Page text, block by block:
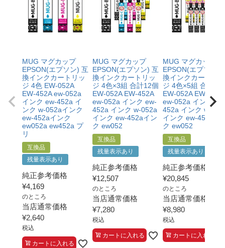
る前に当店へご連絡をいただくこと
・返品理由が「不要になったから」「注文を間違えた」
等お客様都合ではないこと
・プリンター本体が保証期間内であることを証明できる
書類（保証書や領収書など）をご提示いただくこと。
・当店の商品が原因でプリンターが故障したことがわか
ものではないこと。
・メーカーの出張修理を依頼されてないこと。
MUG マグカップ
EPSON(エプソン) 互
換インクカートリッ
ジ 4色 EW-052A
EW-452A ew-052a
インク ew-452a イ
ンク w-052aインク
ew-452aインク
ew052a ew452a プ
リ
互換品
残量表示あり
純正参考価格
¥4,169
のところ
当店通常価格
¥2,640
税込
カートに入れる
MUG マグカップ
EPSON(エプソン) 互
換インクカートリッ
ジ 4色×3組 合計12個
EW-052A EW-452A
ew-052a インク ew-
452a インク w-052a
インク ew-452aイン
ク ew052
互換品
残量表示あり
純正参考価格
¥12,507
のところ
当店通常価格
¥7,280
税込
カートに入れる
MUG マグカップ
EPSON(エプソン)
換インクカートリ
ジ 4色×5組 合計20
EW-052A EW-452A
ew-052a インク
452a インク w-
インク ew-452aイ
ク ew052
互換品
残量表示あり
純正参考価格
¥20,845
のところ
当店通常価格
¥8,980
税込
カートに入れる